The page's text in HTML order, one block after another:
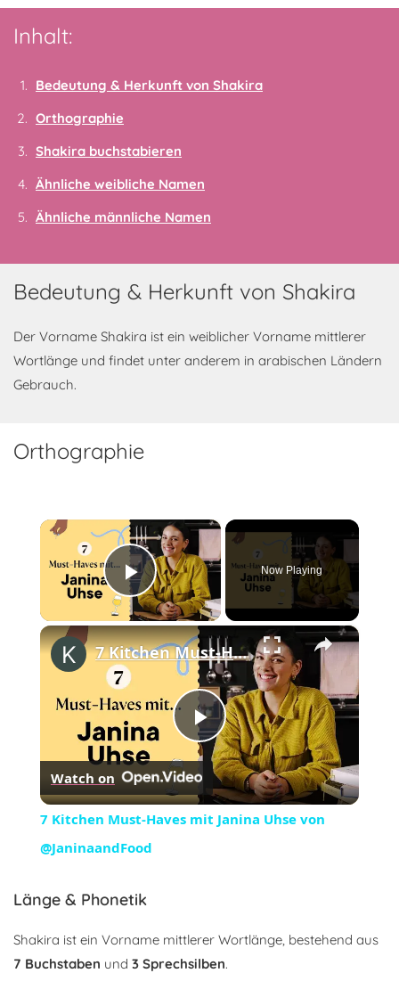
Inhalt:
Bedeutung & Herkunft von Shakira
Orthographie
Shakira buchstabieren
Ähnliche weibliche Namen
Ähnliche männliche Namen
Bedeutung & Herkunft von Shakira
Der Vorname Shakira ist ein weiblicher Vorname mittlerer
Wortlänge und findet unter anderem in arabischen Ländern
Gebrauch.
Orthographie
×
Play Video
Now Playing
×
Play
Video
7 Kitchen Must-Haves mit Janina Uhse von @JaninaandFood
Watch on
7 Kitchen Must-Haves mit Janina Uhse von
@JaninaandFood
Länge & Phonetik
Shakira ist ein Vorname mittlerer Wortlänge, bestehend aus
7 Buchstaben und 3 Sprechsilben.